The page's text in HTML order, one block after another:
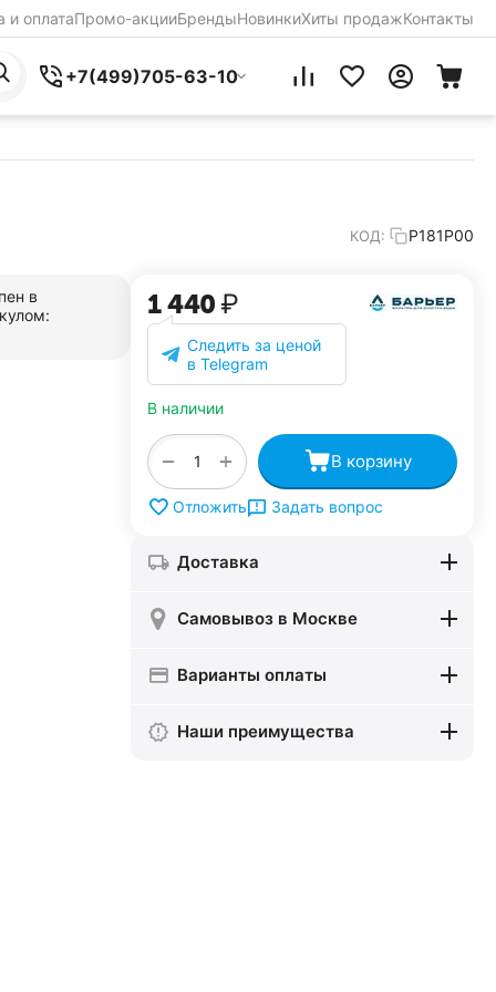
и оплатаПромо-акцииБрендыНовинкиХиты продажКонтакты
+7(499)705-63-10
КОД: Р181Р00
в
1 440₽
Следить за ценой
в Telegram
В наличии
+
− В корзину
Отложить Задать вопрос
Доставка
Самовывоз в Москве
Варианты оплаты
Наши преимущества